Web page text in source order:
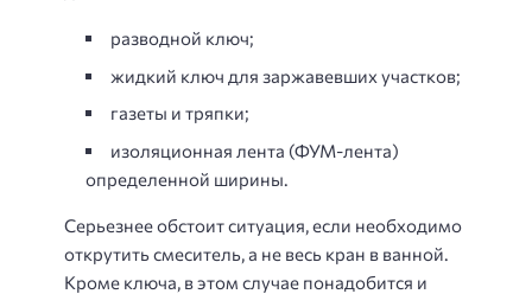
разводной ключ;
жидкий ключ для заржавевших участков;
газеты и тряпки;
изоляционная лента (ФУМ-лента)
определенной ширины.
Серьезнее обстоит ситуация, если необходимо
открутить смеситель, а не весь кран в ванной.
Кроме ключа, в этом случае понадобится и